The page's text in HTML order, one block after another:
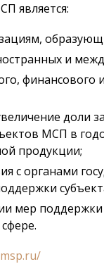
является:
и
доли
МСП в
продукции;
с органами
мер